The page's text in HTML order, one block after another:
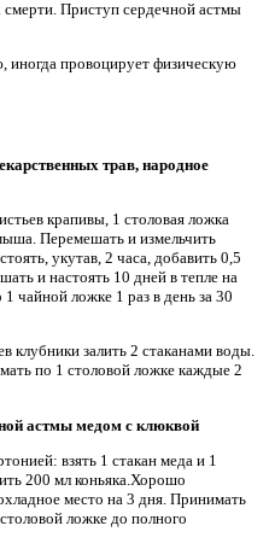
Приступ сердечной астмы
иногда провоцирует физическую
трав, народное
крапивы, 1 столовая ложка
Перемешать и измельчить
укутав, 2 часа, добавить 0,5
и настоять 10 дней в тепле на
чайной ложке 1 раз в день за 30
клубники залить 2 стаканами воды.
по 1 столовой ложке каждые 2
астмы медом с клюквой
взять 1 стакан меда и 1
200 мл коньяка.Хорошо
место на 3 дня. Принимать
ложке до полного